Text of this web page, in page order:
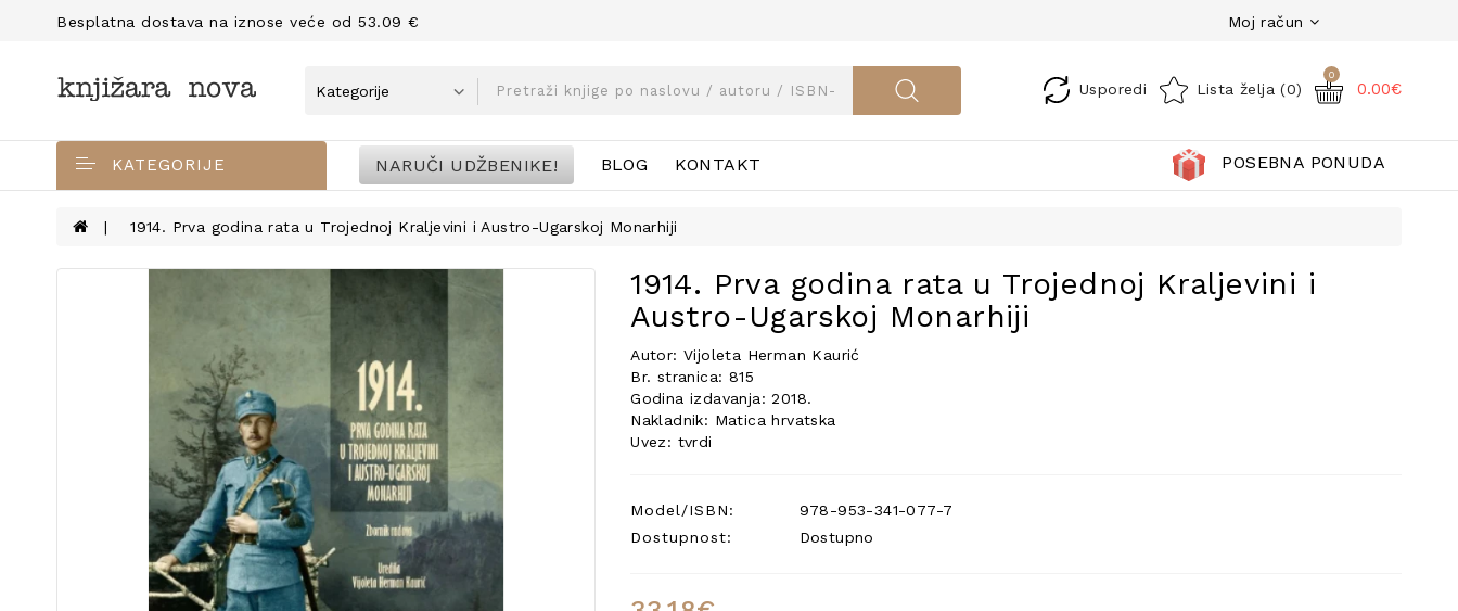
Besplatna dostava na iznose veće od 53.09 € Moj račun
Usporedi Lista želja (0)
0
0.00€
KATEGORIJE NARUČI UDŽBENIKE! BLOG KONTAKT POSEBNA PONUDA
1914. Prva godina rata u Trojednoj Kraljevini i Austro-Ugarskoj Monarhiji
1914. Prva godina rata u Trojednoj Kraljevini i
Austro-Ugarskoj Monarhiji
Autor: Vijoleta Herman Kaurić
Br. stranica: 815
Godina izdavanja: 2018.
Nakladnik: Matica hrvatska
Uvez: tvrdi
Model/ISBN:
978-953-341-077-7
Dostupnost:
Dostupno